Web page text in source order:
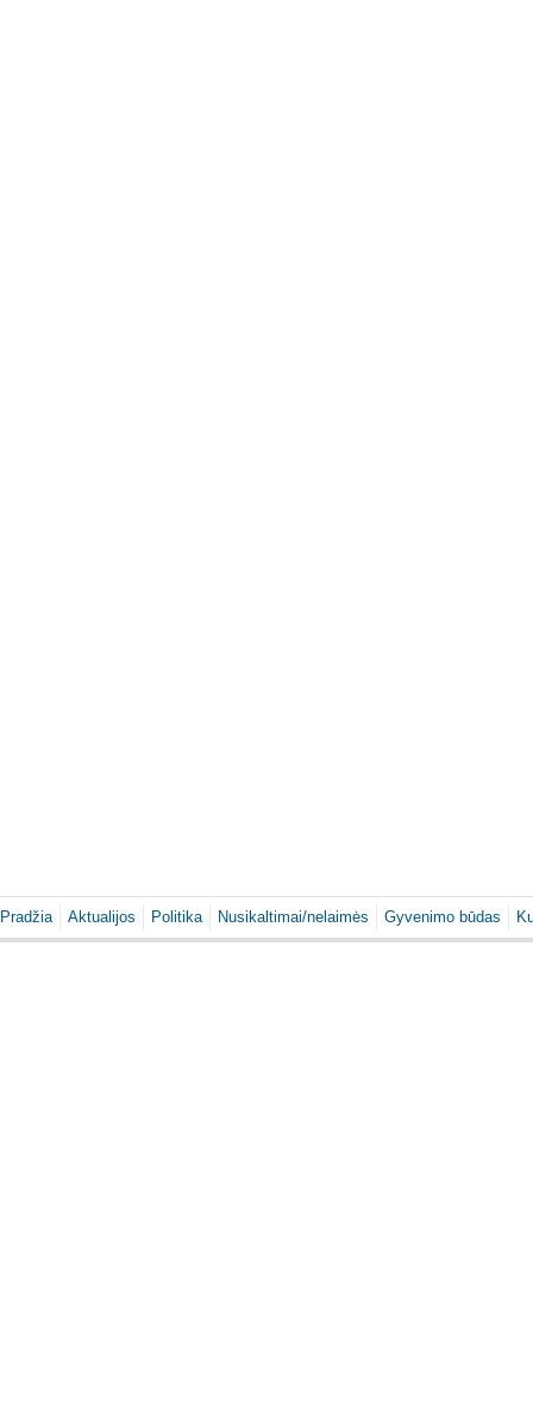
Pradžia Aktualijos Politika Nusikaltimai/nelaimės Gyvenimo būdas